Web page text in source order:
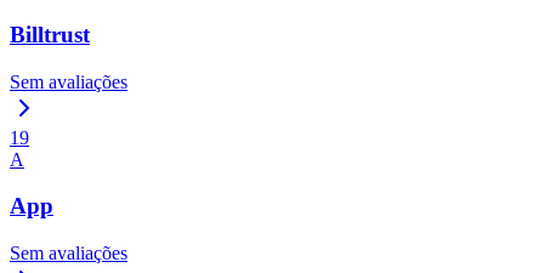
Billtrust
Sem avaliações
19
A
App
Sem avaliações